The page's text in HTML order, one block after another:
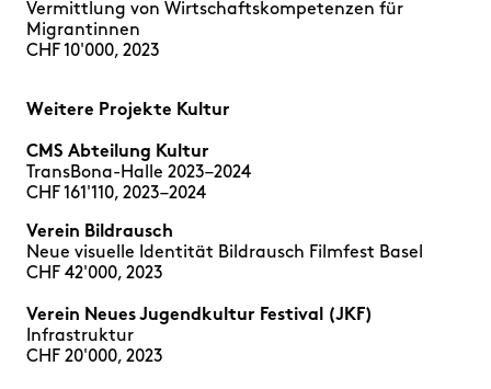
Vermittlung von Wirtschaftskompetenzen für
Migrantinnen
CHF 10'000, 2023
Weitere Projekte Kultur
CMS Abteilung Kultur
TransBona-Halle 2023–2024
CHF 161'110, 2023–2024
Verein Bildrausch
Neue visuelle Identität Bildrausch Filmfest Basel
CHF 42'000, 2023
Verein Neues Jugendkultur Festival (JKF)
Infrastruktur
CHF 20'000, 2023